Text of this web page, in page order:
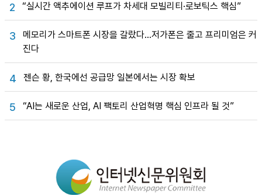
2 “실시간 액추에이션 루프가 차세대 모빌리티·로보틱스 핵심”
3
메모리가 스마트폰 시장을 갈랐다…저가폰은 줄고 프리미엄은 커
진다
4 젠슨 황, 한국에선 공급망 일본에서는 시장 확보
5 “AI는 새로운 산업, AI 팩토리 산업혁명 핵심 인프라 될 것”